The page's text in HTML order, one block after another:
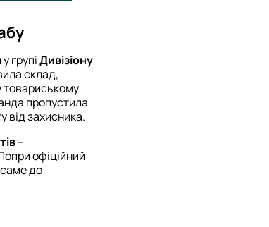
групіДивізіону
склад,
пропустила
від захисника.
–
офіційний
саме до